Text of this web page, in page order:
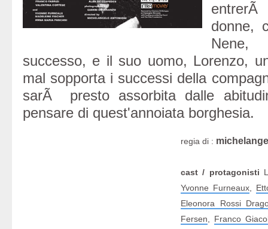
entrerÃ
donne,
successo, e il suo uomo, Lorenzo,
mal sopporta i successi della
sarÃ presto assorbita dalle
pensare di quest'annoiata borghesia.
regia di :
cast / protagonisti
Yvonne Furneaux
Eleonora Rossi
Fersen
Franco